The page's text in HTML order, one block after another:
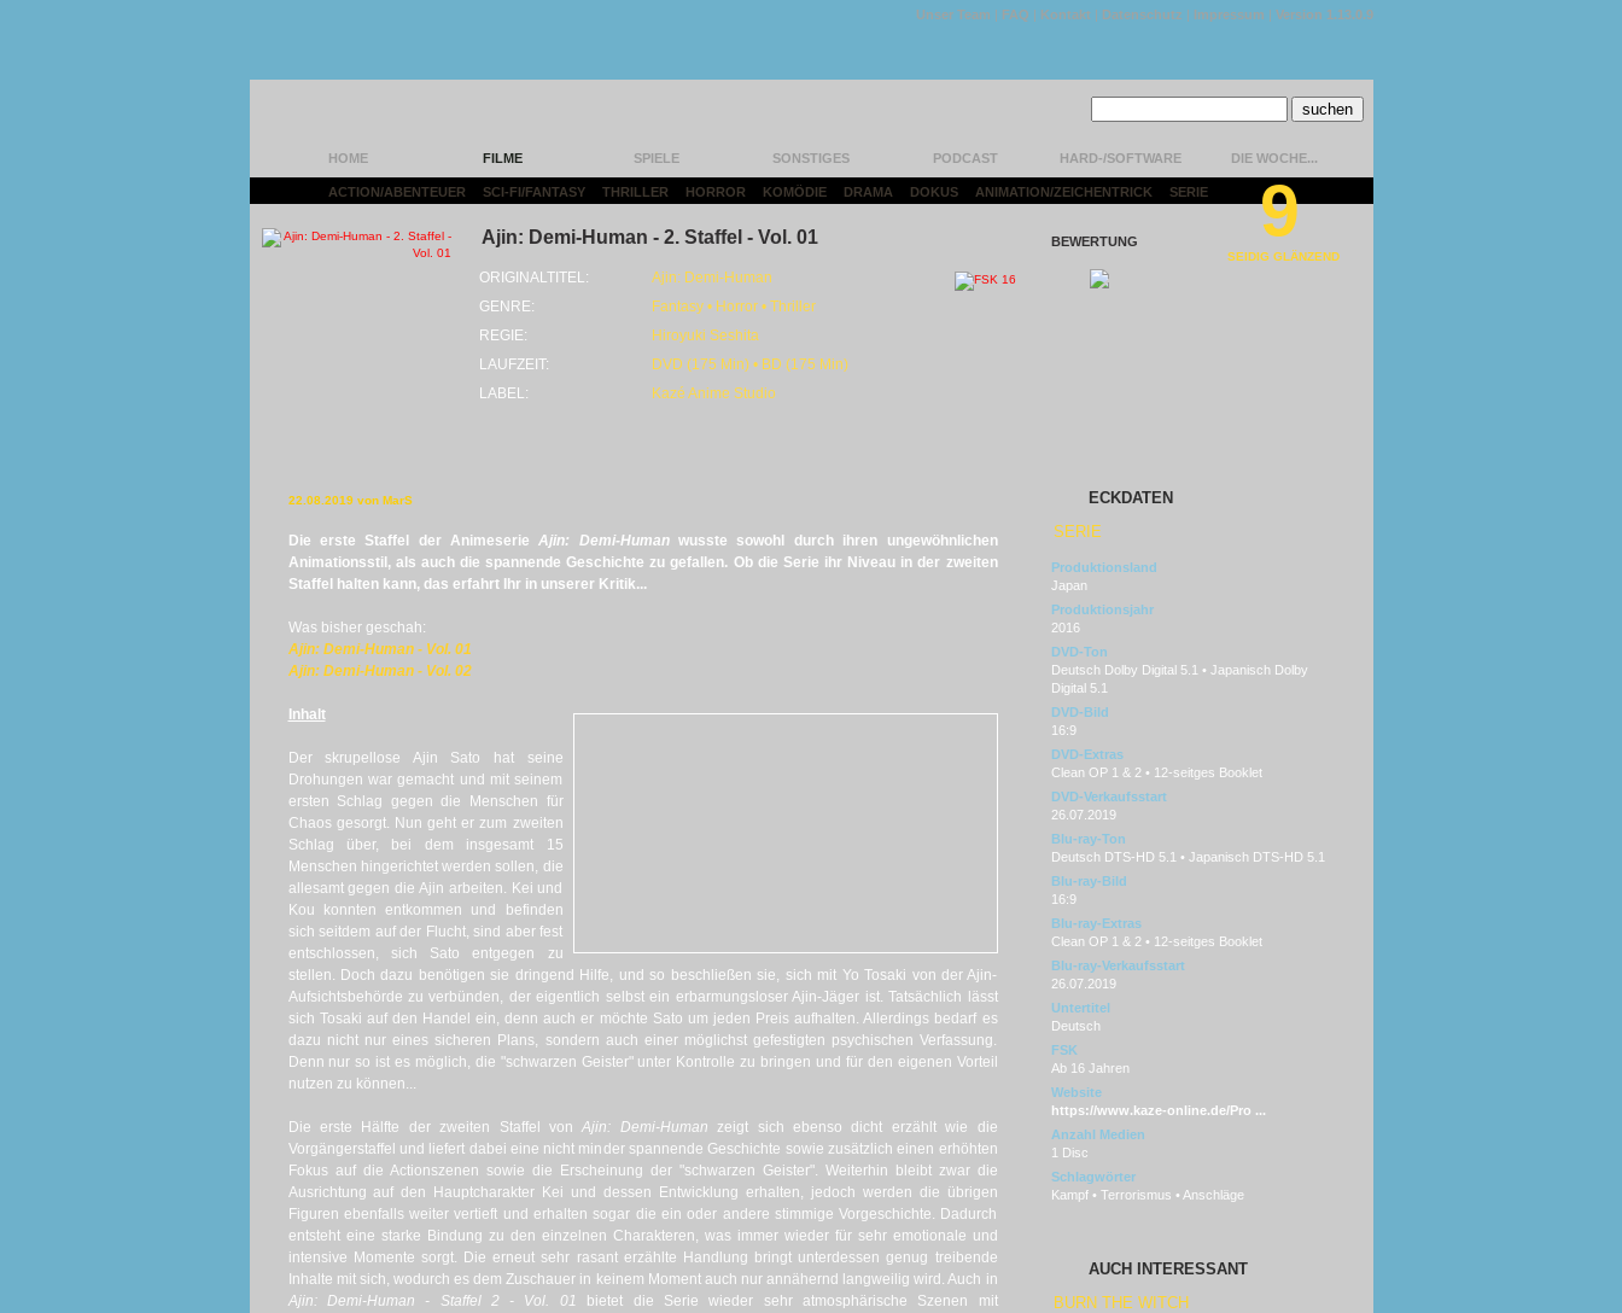
Unser Team | FAQ | Kontakt | Datenschutz | Impressum | Version 1.13.0.9
HOME FILME SPIELE SONSTIGES PODCAST HARD-/SOFTWARE DIE WOCHE...
ACTION/ABENTEUER SCI-FI/FANTASY THRILLER HORROR KOMÖDIE DRAMA DOKUS ANIMATION/ZEICHENTRICK SERIE
Ajin: Demi-Human - 2. Staffel - Vol. 01
ORIGINALTITEL:
Ajin: Demi-Human
GENRE:
Fantasy • Horror • Thriller
REGIE:
Hiroyuki Seshita
LAUFZEIT:
DVD (175 Min) • BD (175 Min)
LABEL:
Kazé Anime Studio
BEWERTUNG 9
SEIDIG GLÄNZEND
22.08.2019 von MarS
Die erste Staffel der Animeserie Ajin: Demi-Humanwusste sowohl durch ihren ungewöhnlichen
Animationsstil, als auch die spannende Geschichte zu gefallen. Ob die Serie ihr Niveau in der zweiten
Staffel halten kann, das erfahrt Ihr in unserer Kritik...
Was bisher geschah:
Ajin: Demi-Human - Vol. 01
Ajin: Demi-Human - Vol. 02
Inhalt
Der skrupellose Ajin Sato hat seine
Drohungen war gemacht und mit seinem
ersten Schlag gegen die Menschen für
Chaos gesorgt. Nun geht er zum zweiten
Schlag über, bei dem insgesamt 15
Menschen hingerichtet werden sollen, die
allesamt gegen die Ajin arbeiten. Kei und
Kou konnten entkommen und befinden
sich seitdem auf der Flucht, sind aber fest
entschlossen, sich Sato entgegen zu
stellen. Doch dazu benötigen sie dringend Hilfe, und so beschließen sie, sich mit Yo Tosaki von der Ajin-
Aufsichtsbehörde zu verbünden, der eigentlich selbst ein erbarmungsloser Ajin-Jäger ist. Tatsächlich lässt
sich Tosaki auf den Handel ein, denn auch er möchte Sato um jeden Preis aufhalten. Allerdings bedarf es
dazu nicht nur eines sicheren Plans, sondern auch einer möglichst gefestigten psychischen Verfassung.
Denn nur so ist es möglich, die "schwarzen Geister" unter Kontrolle zu bringen und für den eigenen Vorteil
nutzen zu können...
Die erste Hälfte der zweiten Staffel vonAjin: Demi-Human zeigt sich ebenso dicht erzählt wie die
Vorgängerstaffel und liefert dabei eine nicht minder spannende Geschichte sowie zusätzlich einen erhöhten
Fokus auf die Actionszenen sowie die Erscheinung der "schwarzen Geister". Weiterhin bleibt zwar die
Ausrichtung auf den Hauptcharakter Kei und dessen Entwicklung erhalten, jedoch werden die übrigen
Figuren ebenfalls weiter vertieft und erhalten sogar die ein oder andere stimmige Vorgeschichte. Dadurch
entsteht eine starke Bindung zu den einzelnen Charakteren, was immer wieder für sehr emotionale und
intensive Momente sorgt. Die erneut sehr rasant erzählte Handlung bringt unterdessen genug treibende
Inhalte mit sich, wodurch es dem Zuschauer in keinem Moment auch nur annähernd langweilig wird. Auch in
Ajin: Demi-Human - Staffel 2 - Vol. 01 bietet die Serie wieder sehr atmosphärische Szenen mit
ECKDATEN
SERIE
Produktionsland
Japan
Produktionsjahr
2016
DVD-Ton
Deutsch Dolby Digital 5.1 • Japanisch Dolby
Digital 5.1
DVD-Bild
16:9
DVD-Extras
Clean OP 1 & 2 • 12-seitges Booklet
DVD-Verkaufsstart
26.07.2019
Blu-ray-Ton
Deutsch DTS-HD 5.1 • Japanisch DTS-HD 5.1
Blu-ray-Bild
16:9
Blu-ray-Extras
Clean OP 1 & 2 • 12-seitges Booklet
Blu-ray-Verkaufsstart
26.07.2019
Untertitel
Deutsch
FSK
Ab 16 Jahren
Website
https://www.kaze-online.de/Pro ...
Anzahl Medien
1 Disc
Schlagwörter
Kampf • Terrorismus • Anschläge
AUCH INTERESSANT
BURN THE WITCH